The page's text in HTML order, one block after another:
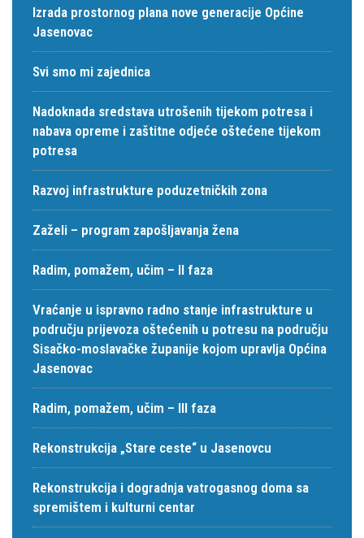
Izrada prostornog plana nove generacije Općine
Jasenovac
Svi smo mi zajednica
Nadoknada sredstava utrošenih tijekom potresa i
nabava opreme i zaštitne odjeće oštećene tijekom
potresa
Razvoj infrastrukture poduzetničkih zona
Zaželi – program zapošljavanja žena
Radim, pomažem, učim – II faza
Vraćanje u ispravno radno stanje infrastrukture u
području prijevoza oštećenih u potresu na području
Sisačko-moslavačke županije kojom upravlja Općina
Jasenovac
Radim, pomažem, učim – III faza
Rekonstrukcija „Stare ceste“ u Jasenovcu
Rekonstrukcija i dogradnja vatrogasnog doma sa
spremištem i kulturni centar